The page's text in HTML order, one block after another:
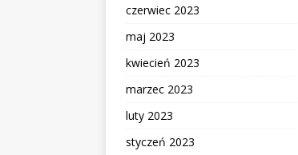
czerwiec 2023
maj 2023
kwiecień 2023
marzec 2023
luty 2023
styczeń 2023